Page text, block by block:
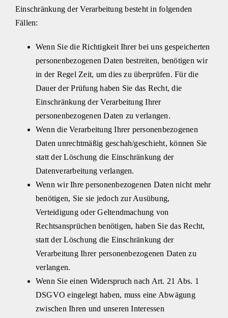
Einschränkung der Verarbeitung besteht in folgenden
Fällen:
Wenn Sie die Richtigkeit Ihrer bei uns gespeicherten
personenbezogenen Daten bestreiten, benötigen wir
in der Regel Zeit, um dies zu überprüfen. Für die
Dauer der Prüfung haben Sie das Recht, die
Einschränkung der Verarbeitung Ihrer
personenbezogenen Daten zu verlangen.
Wenn die Verarbeitung Ihrer personenbezogenen
Daten unrechtmäßig geschah/geschieht, können Sie
statt der Löschung die Einschränkung der
Datenverarbeitung verlangen.
Wenn wir Ihre personenbezogenen Daten nicht mehr
benötigen, Sie sie jedoch zur Ausübung,
Verteidigung oder Geltendmachung von
Rechtsansprüchen benötigen, haben Sie das Recht,
statt der Löschung die Einschränkung der
Verarbeitung Ihrer personenbezogenen Daten zu
verlangen.
Wenn Sie einen Widerspruch nach Art. 21 Abs. 1
DSGVO eingelegt haben, muss eine Abwägung
zwischen Ihren und unseren Interessen